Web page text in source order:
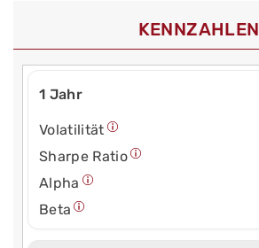
KENNZAHLEN
1 Jahr
Volatilität
Sharpe Ratio
Alpha
Beta